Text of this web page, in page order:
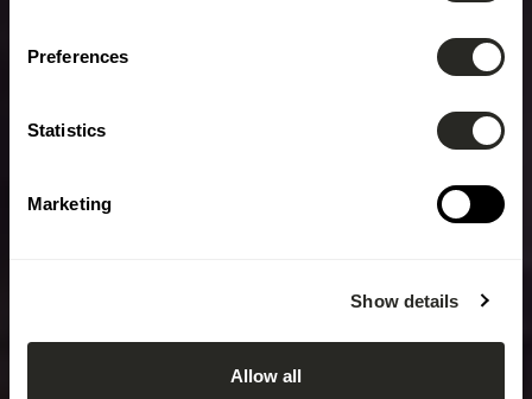
Preferences
Statistics
Marketing
Show details
Allow all